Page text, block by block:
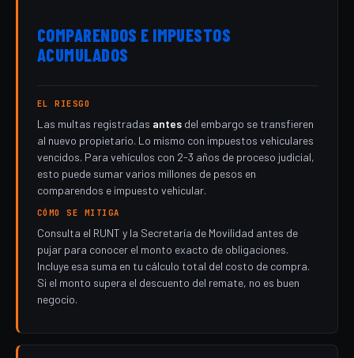
COMPARENDOS E IMPUESTOS
ACUMULADOS
EL RIESGO
Las multas registradas antes del embargo se transfieren
al nuevo propietario. Lo mismo con impuestos vehiculares
vencidos. Para vehículos con 2-3 años de proceso judicial,
esto puede sumar varios millones de pesos en
comparendos e impuesto vehicular.
CÓMO SE MITIGA
Consulta el RUNT y la Secretaría de Movilidad antes de
pujar para conocer el monto exacto de obligaciones.
Incluye esa suma en tu cálculo total del costo de compra.
Si el monto supera el descuento del remate, no es buen
negocio.